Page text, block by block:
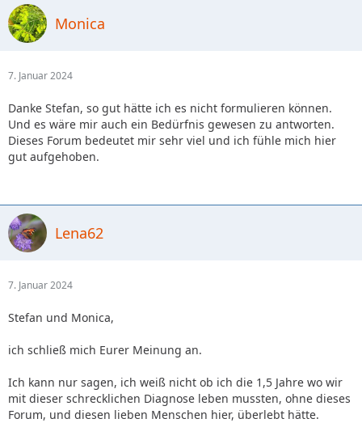
Monica
7. Januar 2024
Danke Stefan, so gut hätte ich es nicht formulieren können.
Und es wäre mir auch ein Bedürfnis gewesen zu antworten.
Dieses Forum bedeutet mir sehr viel und ich fühle mich hier
gut aufgehoben.
Lena62
7. Januar 2024
Stefan und Monica,
ich schließ mich Eurer Meinung an.
Ich kann nur sagen, ich weiß nicht ob ich die 1,5 Jahre wo wir
mit dieser schrecklichen Diagnose leben mussten, ohne dieses
Forum, und diesen lieben Menschen hier, überlebt hätte.